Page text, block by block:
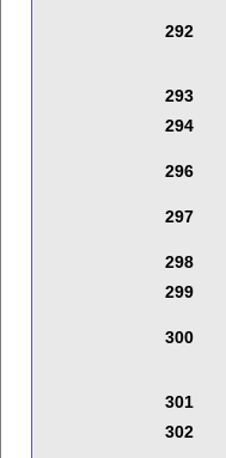
292
293
294
296
297
298
299
300
301
302